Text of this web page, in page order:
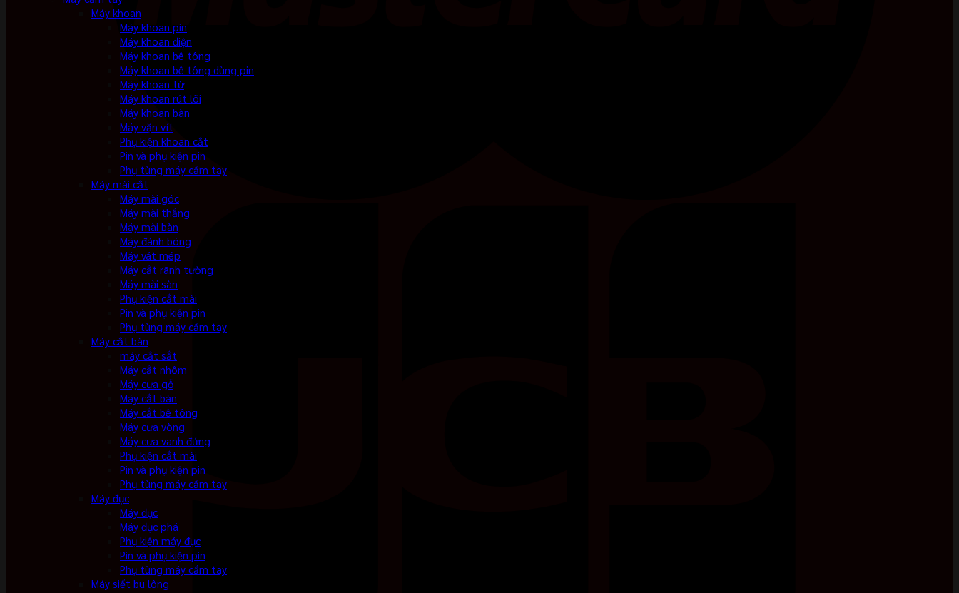
Máy khoan
Máy khoan pin
Máy khoan điện
Máy khoan bê tông
Máy khoan bê tông dùng pin
Máy khoan từ
Máy khoan rút lõi
Máy khoan bàn
Máy vặn vít
Phụ kiện khoan cắt
Pin và phụ kiện pin
Phụ tùng máy cầm tay
Máy mài cắt
Máy mài góc
Máy mài thẳng
Máy mài bàn
Máy đánh bóng
Máy vát mép
Máy cắt rãnh tường
Máy mài sàn
Phụ kiện cắt mài
Pin và phụ kiện pin
Phụ tùng máy cầm tay
Máy cắt bàn
máy cắt sắt
Máy cắt nhôm
Máy cưa gỗ
Máy cắt bàn
Máy cắt bê tông
Máy cưa vòng
Máy cưa vanh đứng
Phụ kiện cắt mài
Pin và phụ kiện pin
Phụ tùng máy cầm tay
Máy đục
Máy đục
Máy đục phá
Phụ kiện máy đục
Pin và phụ kiện pin
Phụ tùng máy cầm tay
Máy siết bu lông